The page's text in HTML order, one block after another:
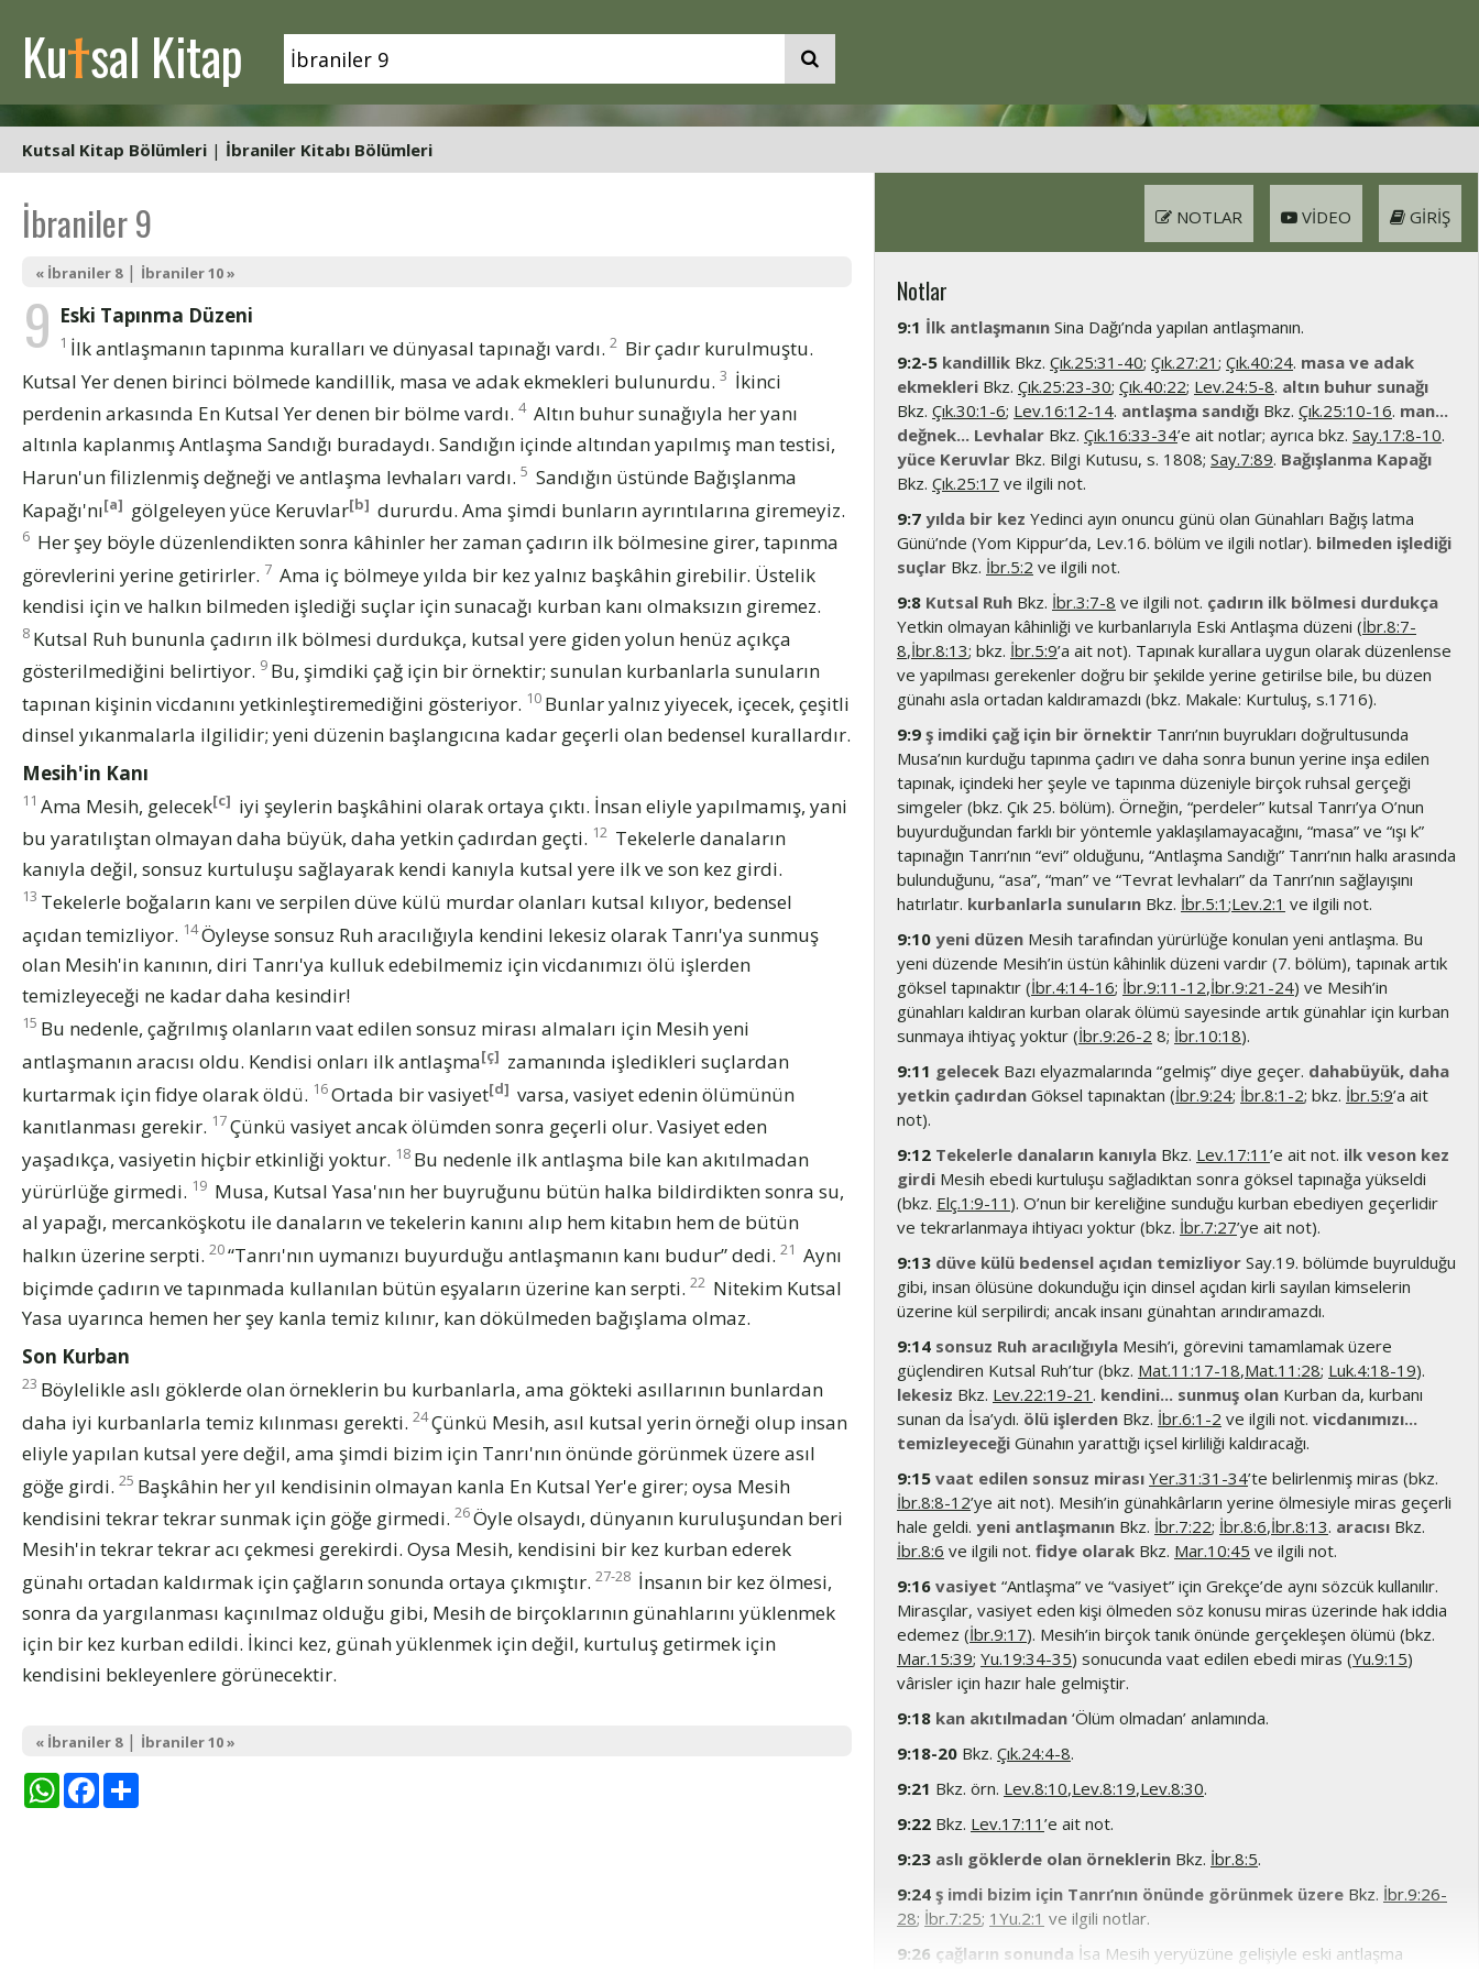
Kutsal Kitap
Kutsal Kitap Bölümleri | İbraniler Kitabı Bölümleri
İbraniler 9
« İbraniler 8| İbraniler 10 »
9 Eski Tapınma Düzeni
1 İlk antlaşmanın tapınma kuralları ve dünyasal tapınağı vardı. 2 Bir çadır kurulmuştu.
Kutsal Yer denen birinci bölmede kandillik, masa ve adak ekmekleri bulunurdu. 3 İkinci
perdenin arkasında En Kutsal Yer denen bir bölme vardı. 4 Altın buhur sunağıyla her yanı
altınla kaplanmış Antlaşma Sandığı buradaydı. Sandığın içinde altından yapılmış man testisi,
Harun'un filizlenmiş değneği ve antlaşma levhaları vardı. 5 Sandığın üstünde Bağışlanma
Kapağı'nı[a] gölgeleyen yüce Keruvlar[b] dururdu. Ama şimdi bunların ayrıntılarına giremeyiz.
6 Her şey böyle düzenlendikten sonra kâhinler her zaman çadırın ilk bölmesine girer, tapınma
görevlerini yerine getirirler. 7 Ama iç bölmeye yılda bir kez yalnız başkâhin girebilir. Üstelik
kendisi için ve halkın bilmeden işlediği suçlar için sunacağı kurban kanı olmaksızın giremez.
8 Kutsal Ruh bununla çadırın ilk bölmesi durdukça, kutsal yere giden yolun henüz açıkça
gösterilmediğini belirtiyor. 9 Bu, şimdiki çağ için bir örnektir; sunulan kurbanlarla sunuların
tapınan kişinin vicdanını yetkinleştiremediğini gösteriyor. 10 Bunlar yalnız yiyecek, içecek, çeşitli
dinsel yıkanmalarla ilgilidir; yeni düzenin başlangıcına kadar geçerli olan bedensel kurallardır.
Mesih'in Kanı
11 Ama Mesih, gelecek[c] iyi şeylerin başkâhini olarak ortaya çıktı. İnsan eliyle yapılmamış, yani
bu yaratılıştan olmayan daha büyük, daha yetkin çadırdan geçti. 12 Tekelerle danaların
kanıyla değil, sonsuz kurtuluşu sağlayarak kendi kanıyla kutsal yere ilk ve son kez girdi.
13 Tekelerle boğaların kanı ve serpilen düve külü murdar olanları kutsal kılıyor, bedensel
açıdan temizliyor. 14Öyleyse sonsuz Ruh aracılığıyla kendini lekesiz olarak Tanrı'ya sunmuş
olan Mesih'in kanının, diri Tanrı'ya kulluk edebilmemiz için vicdanımızı ölü işlerden
temizleyeceği ne kadar daha kesindir!
15 Bu nedenle, çağrılmış olanların vaat edilen sonsuz mirası almaları için Mesih yeni
antlaşmanın aracısı oldu. Kendisi onları ilk antlaşma[ç] zamanında işledikleri suçlardan
kurtarmak için fidye olarak öldü. 16Ortada bir vasiyet[d] varsa, vasiyet edenin ölümünün
kanıtlanması gerekir. 17Çünkü vasiyet ancak ölümden sonra geçerli olur. Vasiyet eden
yaşadıkça, vasiyetin hiçbir etkinliği yoktur. 18 Bu nedenle ilk antlaşma bile kan akıtılmadan
yürürlüğe girmedi. 19 Musa, Kutsal Yasa'nın her buyruğunu bütün halka bildirdikten sonra su,
al yapağı, mercanköşkotu ile danaların ve tekelerin kanını alıp hem kitabın hem de bütün
halkın üzerine serpti. 20“Tanrı'nın uymanızı buyurduğu antlaşmanın kanı budur” dedi. 21 Aynı
biçimde çadırın ve tapınmada kullanılan bütün eşyaların üzerine kan serpti. 22 Nitekim Kutsal
Yasa uyarınca hemen her şey kanla temiz kılınır, kan dökülmeden bağışlama olmaz.
Son Kurban
23 Böylelikle aslı göklerde olan örneklerin bu kurbanlarla, ama gökteki asıllarının bunlardan
daha iyi kurbanlarla temiz kılınması gerekti. 24Çünkü Mesih, asıl kutsal yerin örneği olup insan
eliyle yapılan kutsal yere değil, ama şimdi bizim için Tanrı'nın önünde görünmek üzere asıl
göğe girdi. 25 Başkâhin her yıl kendisinin olmayan kanla En Kutsal Yer'e girer; oysa Mesih
kendisini tekrar tekrar sunmak için göğe girmedi. 26Öyle olsaydı, dünyanın kuruluşundan beri
Mesih'in tekrar tekrar acı çekmesi gerekirdi. Oysa Mesih, kendisini bir kez kurban ederek
günahı ortadan kaldırmak için çağların sonunda ortaya çıkmıştır. 27-28 İnsanın bir kez ölmesi,
sonra da yargılanması kaçınılmaz olduğu gibi, Mesih de birçoklarının günahlarını yüklenmek
için bir kez kurban edildi. İkinci kez, günah yüklenmek için değil, kurtuluş getirmek için
kendisini bekleyenlere görünecektir.
« İbraniler 8| İbraniler 10 »
WhatsAppFacebook
GIRIŞ
VIDEO
NOTLAR
Notlar
9:1 İlk antlaşmanın Sina Dağı’nda yapılan antlaşmanın.
9:2-5 kandillik Bkz. Çık.25:31-40; Çık.27:21 ; Çık.40:24. masa ve adak
ekmekleri Bkz. Çık.25:23-30; Çık.40:22; Lev.24:5-8. altın buhur sunağı
Bkz. Çık.30:1-6; Lev.16:12-14. antlaşma sandığı Bkz. Çık.25:10-16. man...
değnek... Levhalar Bkz. Çık.16:33-34’e ait notlar; ayrıca bkz. Say.17:8-10.
yüce Keruvlar Bkz. Bilgi Kutusu, s. 1808; Say.7:89. Bağışlanma Kapağı
Bkz. Çık.25:17 ve ilgili not.
9:7 yılda bir kez Yedinci ayın onuncu günü olan Günahları Bağış latma
Günü’nde (Yom Kippur’da, Lev.16. bölüm ve ilgili notlar). bilmeden işlediği
suçlar Bkz. İbr.5:2 ve ilgili not.
9:8 Kutsal Ruh Bkz. İbr.3:7-8 ve ilgili not. çadırın ilk bölmesi durdukça
Yetkin olmayan kâhinliği ve kurbanlarıyla Eski Antlaşma düzeni (İbr.8:7-
8,İbr.8:13; bkz. İbr.5:9’a ait not). Tapınak kurallara uygun olarak düzenlense
ve yapılması gerekenler doğru bir şekilde yerine getirilse bile, bu düzen
günahı asla ortadan kaldıramazdı (bkz. Makale: Kurtuluş, s.1716).
9:9 ş imdiki çağ için bir örnektir Tanrı’nın buyrukları doğrultusunda
Musa’nın kurduğu tapınma çadırı ve daha sonra bunun yerine inşa edilen
tapınak, içindeki her şeyle ve tapınma düzeniyle birçok ruhsal gerçeği
simgeler (bkz. Çık 25. bölüm). Örneğin, “perdeler” kutsal Tanrı’ya O’nun
buyurduğundan farklı bir yöntemle yaklaşılamayacağını, “masa” ve “ışı k”
tapınağın Tanrı’nın “evi” olduğunu, “Antlaşma Sandığı” Tanrı’nın halkı arasında
bulunduğunu, “asa”, “man” ve “Tevrat levhaları” da Tanrı’nın sağlayışını
hatırlatır. kurbanlarla sunuların Bkz. İbr.5:1 ;Lev.2:1 ve ilgili not.
9:10 yeni düzen Mesih tarafından yürürlüğe konulan yeni antlaşma. Bu
yeni düzende Mesih’in üstün kâhinlik düzeni vardır (7. bölüm), tapınak artık
göksel tapınaktır (İbr.4:14-16; İbr.9:11-12,İbr.9:21-24) ve Mesih’in
günahları kaldıran kurban olarak ölümü sayesinde artık günahlar için kurban
sunmaya ihtiyaç yoktur (İbr.9:26-2 8; İbr.10:18).
9:11 gelecek Bazı elyazmalarında “gelmiş” diye geçer. dahabüyük, daha
yetkin çadırdan Göksel tapınaktan (İbr.9:24; İbr.8:1-2; bkz. İbr.5:9’a ait
not).
9:12 Tekelerle danaların kanıyla Bkz. Lev.17:11 ’e ait not. ilk veson kez
girdi Mesih ebedi kurtuluşu sağladıktan sonra göksel tapınağa yükseldi
(bkz. Elç.1:9-11 ). O’nun bir kereliğine sunduğu kurban ebediyen geçerlidir
ve tekrarlanmaya ihtiyacı yoktur (bkz. İbr.7:27’ye ait not).
9:13 düve külü bedensel açıdan temizliyor Say.19. bölümde buyrulduğu
gibi, insan ölüsüne dokunduğu için dinsel açıdan kirli sayılan kimselerin
üzerine kül serpilirdi; ancak insanı günahtan arındıramazdı.
9:14 sonsuz Ruh aracılığıyla Mesih’i, görevini tamamlamak üzere
güçlendiren Kutsal Ruh’tur (bkz. Mat.11:17-18,Mat.11:28; Luk.4:18-19).
lekesiz Bkz. Lev.22:19-21 . kendini... sunmuş olan Kurban da, kurbanı
sunan da İsa’ydı. ölü işlerden Bkz. İbr.6:1-2 ve ilgili not. vicdanımızı...
temizleyeceği Günahın yarattığı içsel kirliliği kaldıracağı.
9:15 vaat edilen sonsuz mirası Yer.31:31-34’te belirlenmiş miras (bkz.
İbr.8:8-12’ye ait not). Mesih’in günahkârların yerine ölmesiyle miras geçerli
hale geldi. yeni antlaşmanın Bkz. İbr.7:22; İbr.8:6,İbr.8:13. aracısı Bkz.
İbr.8:6 ve ilgili not. fidye olarak Bkz. Mar.10:45 ve ilgili not.
9:16 vasiyet “Antlaşma” ve “vasiyet” için Grekçe’de aynı sözcük kullanılır.
Mirasçılar, vasiyet eden kişi ölmeden söz konusu miras üzerinde hak iddia
edemez (İbr.9:17). Mesih’in birçok tanık önünde gerçekleşen ölümü (bkz.
Mar.15:39; Yu.19:34-35) sonucunda vaat edilen ebedi miras (Yu.9:15)
vârisler için hazır hale gelmiştir.
9:18 kan akıtılmadan ‘Ölüm olmadan’ anlamında.
9:18-20 Bkz. Çık.24:4-8.
9:21 Bkz. örn. Lev.8:10,Lev.8:19,Lev.8:30.
9:22 Bkz. Lev.17:11 ’e ait not.
9:23 aslı göklerde olan örneklerin Bkz. İbr.8:5.
9:24 ş imdi bizim için Tanrı’nın önünde görünmek üzere Bkz. İbr.9:26-
28; İbr.7:25; 1Yu.2:1 ve ilgili notlar.
9:26 çağların sonunda İsa Mesih yeryüzüne gelişiyle eski antlaşma